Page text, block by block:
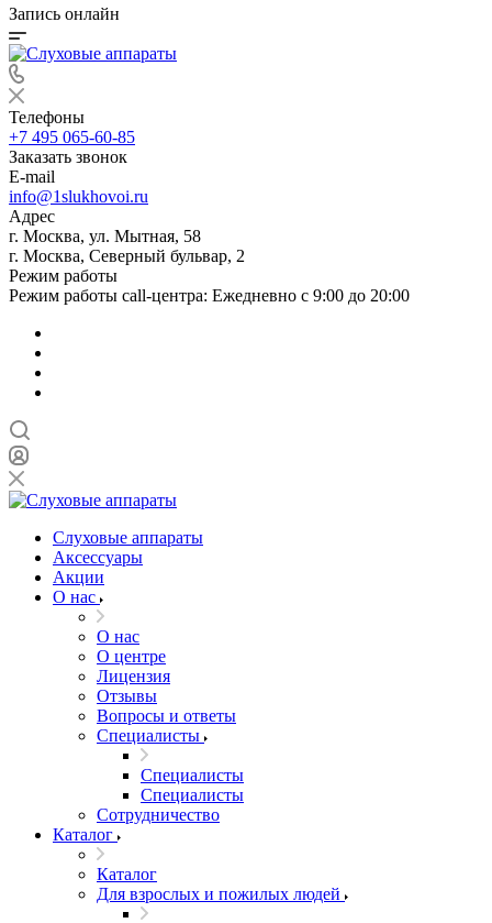
Запись онлайн
Телефоны
+7 495 065-60-85
Заказать звонок
E-mail
info@1slukhovoi.ru
Адрес
г. Москва, ул. Мытная, 58
г. Москва, Северный бульвар, 2
Режим работы
Режим работы call-центра: Ежедневно с 9:00 до 20:00
Слуховые аппараты
Аксессуары
Акции
О нас
О нас
О центре
Лицензия
Отзывы
Вопросы и ответы
Специалисты
Специалисты
Специалисты
Сотрудничество
Каталог
Каталог
Для взрослых и пожилых людей